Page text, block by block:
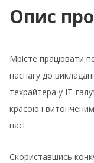
Опис
Мрієте працювати
наснагу до
техрайтера у IT-
красою і
нас!
Скориставшись